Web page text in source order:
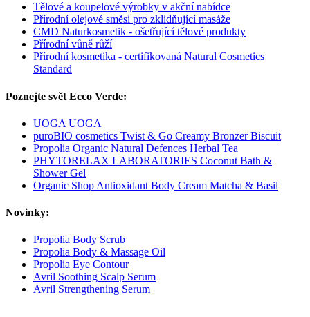
Tělové a koupelové výrobky v akční nabídce
Přírodní olejové směsi pro zklidňující masáže
CMD Naturkosmetik - ošetřující tělové produkty
Přírodní vůně růží
Přírodní kosmetika - certifikovaná Natural Cosmetics
Standard
Poznejte svět Ecco Verde:
UOGA UOGA
puroBIO cosmetics Twist & Go Creamy Bronzer Biscuit
Propolia Organic Natural Defences Herbal Tea
PHYTORELAX LABORATORIES Coconut Bath &
Shower Gel
Organic Shop Antioxidant Body Cream Matcha & Basil
Novinky:
Propolia Body Scrub
Propolia Body & Massage Oil
Propolia Eye Contour
Avril Soothing Scalp Serum
Avril Strengthening Serum